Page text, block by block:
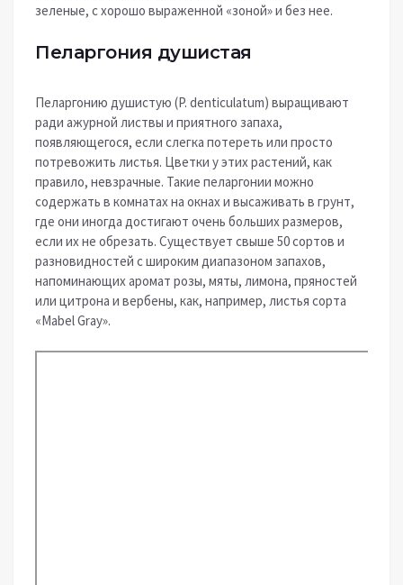
зеленые, с хорошо выраженной «зоной» и без нее.
Пеларгония душистая
Пеларгонию душистую (P. denticulatum) выращивают
ради ажурной листвы и приятного запаха,
появляющегося, если слегка потереть или просто
потревожить листья. Цветки у этих растений, как
правило, невзрачные. Такие пеларгонии можно
содержать в комнатах на окнах и высаживать в грунт,
где они иногда достигают очень больших размеров,
если их не обрезать. Существует свыше 50 сортов и
разновидностей с широким диапазоном запахов,
напоминающих аромат розы, мяты, лимона, пряностей
или цитрона и вербены, как, например, листья сорта
«Mabel Gray».